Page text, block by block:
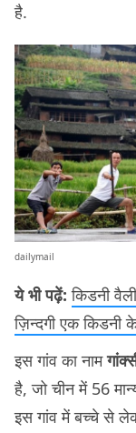
है.
dailymail
ये भी पढ़ें: किडनी
ज़िन्दगी एक किडनी
इस गांव का नाम
है, जो चीन में 56
इस गांव में बच्चे से